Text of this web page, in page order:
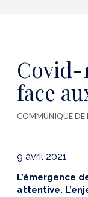
Covid-
face
COMMUNIQUÉ DE
9 avril 2021
L’émergence
attentive.